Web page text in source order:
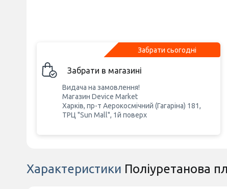
Забрати сьогодні
Забрати в магазині
Видача на замовлення!
Магазин Device Market
Харків, пр-т Аерокосмічний (Гагаріна) 181,
ТРЦ "Sun Mall", 1й поверх
Характеристики Поліуретанова